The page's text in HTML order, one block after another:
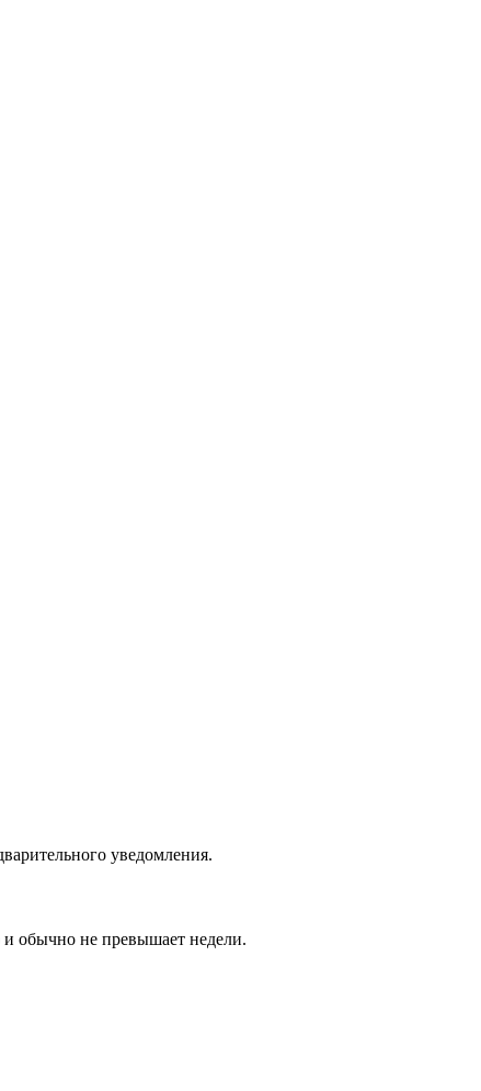
уведомления.
и обычно не превышает недели.